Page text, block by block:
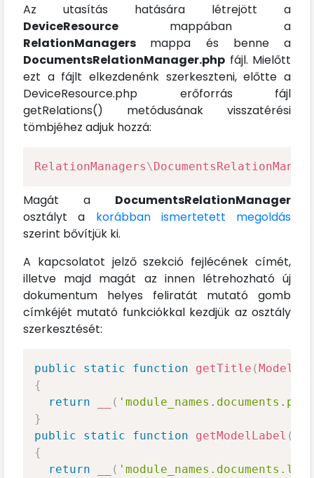
Az utasítás hatására létrejött a
DeviceResource mappában a
RelationManagers mappa és benne a
DocumentsRelationManager.php fájl. Mielőtt
ezt a fájlt elkezdenénk szerkeszteni, előtte a
DeviceResource.php erőforrás fájl
getRelations() metódusának visszatérési
tömbjéhez adjuk hozzá:
RelationManagers\
Magát a DocumentsRelationManager
osztályt a korábban ismertetett megoldás
szerint bővítjük ki.
A kapcsolatot jelző szekció fejlécének címét,
illetve majd magát az innen létrehozható új
dokumentum helyes feliratát mutató gomb
címkéjét mutató funkciókkal kezdjük az osztály
szerkesztését:
public static function getTitle (Model
{
return
(
}
public
static function getModelLabel (
{
return
(